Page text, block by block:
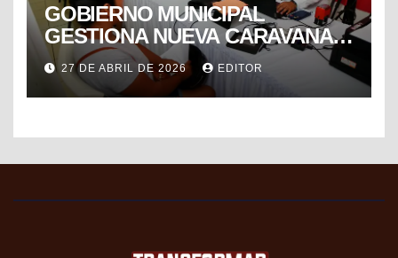
GOBIERNO MUNICIPAL
GESTIONA NUEVA CARAVANA
DE FORMALIZACIÓN Y
PROGRESO DEL SAT PARA
FACILITAR TRÁMITES FISCALES
27 DE ABRIL DE 2026 EDITOR